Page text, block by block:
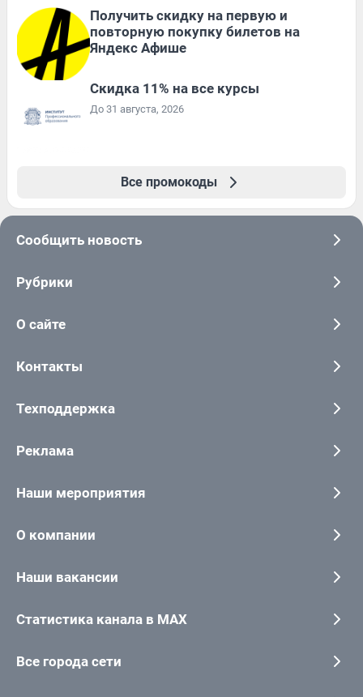
Получить скидку на первую и
повторную покупку билетов на
Яндекс Афише
Скидка 11% на все курсы
До 31 августа, 2026
Все промокоды
Сообщить новость
Рубрики
О сайте
Контакты
Техподдержка
Реклама
Наши мероприятия
О компании
Наши вакансии
Статистика канала в MAX
Все города сети